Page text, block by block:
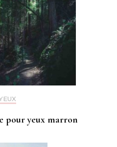
pour yeux marron